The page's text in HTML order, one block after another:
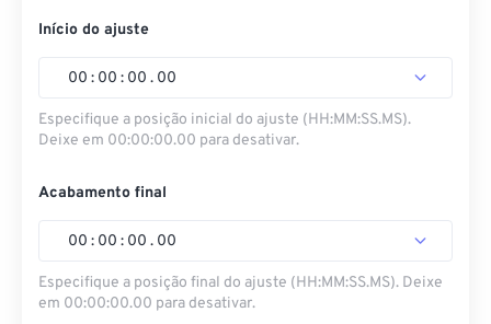
Início do ajuste
00 : 00 : 00 . 00
Especifique a posição inicial do ajuste (HH:MM:SS.MS).
Deixe em 00:00:00.00 para desativar.
Acabamento final
00 : 00 : 00 . 00
Especifique a posição final do ajuste (HH:MM:SS.MS). Deixe
em 00:00:00.00 para desativar.